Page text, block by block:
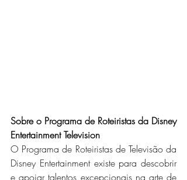
Sobre o Programa de Roteiristas da Disney
Entertainment Television
O Programa de Roteiristas de Televisão da
Disney Entertainment existe para descobrir
e apoiar talentos excepcionais na arte de